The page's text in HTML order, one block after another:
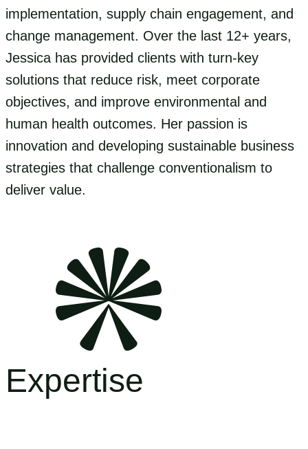
implementation, supply chain engagement, and
change management. Over the last 12+ years,
Jessica has provided clients with turn-key
solutions that reduce risk, meet corporate
objectives, and improve environmental and
human health outcomes. Her passion is
innovation and developing sustainable business
strategies that challenge conventionalism to
deliver value.
Expertise